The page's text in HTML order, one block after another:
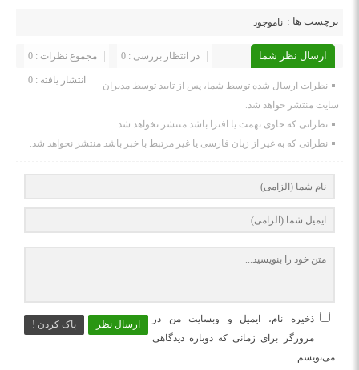
برچسب ها : ناموجود
ارسال نظر شما مجموع نظرات : 0 در انتظار بررسی : 0
انتشار یافته : 0
نظرات ارسال شده توسط شما، پس از تایید توسط مدیران
سایت منتشر خواهد شد.
نظراتی که حاوی تهمت یا افترا باشد منتشر نخواهد شد.
نظراتی که به غیر از زبان فارسی یا غیر مرتبط با خبر باشد منتشر نخواهد شد.
ارسال نظر پاک کردن !
ذخیره نام، ایمیل و وبسایت من در
مرورگر برای زمانی که دوباره دیدگاهی
می‌نویسم.